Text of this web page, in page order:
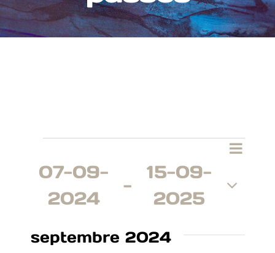
Évènementsde
Liste
07-09-
2024
-
15-09-
2025
une
septembre 2024